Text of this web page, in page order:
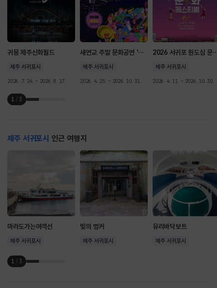
귀몽 제주신화월드
제주 서귀포시
2026. 7. 24. ~ 2026. 8. 17.
새연교 주말 문화공연 '금토금토 새연쇼'
제주 서귀포시
2026. 4. 25. ~ 2026. 10. 31.
2026 서귀포 원
제주 서귀포시
2026. 4. 11. ~ 2026. 10. 30.
1 / 3
제주 서귀포시 인근 여행지
마라도가는여객선
제주 서귀포시
빛의 벙커
제주 서귀포시
유리바닥보트
제주 서귀포시
1 / 3